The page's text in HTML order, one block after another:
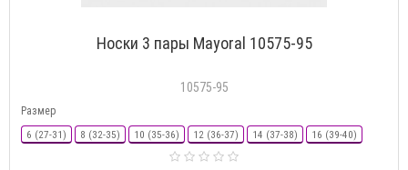
Носки 3 пары Mayoral 10575-95
10575-95
Размер
6 (27-31) 8 (32-35) 10 (35-36) 12 (36-37) 14 (37-38) 16 (39-40)